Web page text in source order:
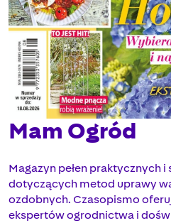
Mam Ogród
Magazyn pełen praktycznych
dotyczących metod uprawy
ozdobnych. Czasopismo
ekspertów ogrodnictwa i